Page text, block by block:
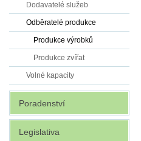
Dodavatelé služeb
Odběratelé produkce
Produkce výrobků
Produkce zvířat
Volné kapacity
Poradenství
Legislativa